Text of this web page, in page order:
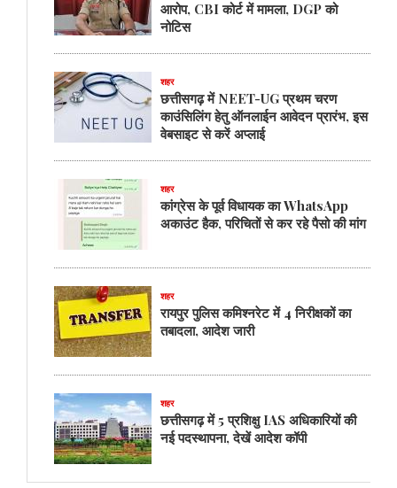
आरोप, CBI कोर्ट में मामला, DGP को
नोटिस
शहर
छत्तीसगढ़ में NEET-UG प्रथम चरण
काउंसिलिंग हेतु ऑनलाईन आवेदन प्रारंभ, इस
वेबसाइट से करें अप्लाई
शहर
कांग्रेस के पूर्व विधायक का WhatsApp
अकाउंट हैक, परिचितों से कर रहे पैसो की मांग
शहर
रायपुर पुलिस कमिश्नरेट में 4 निरीक्षकों का
तबादला, आदेश जारी
शहर
छत्तीसगढ़ में 5 प्रशिक्षु IAS अधिकारियों की
नई पदस्थापना, देखें आदेश कॉपी